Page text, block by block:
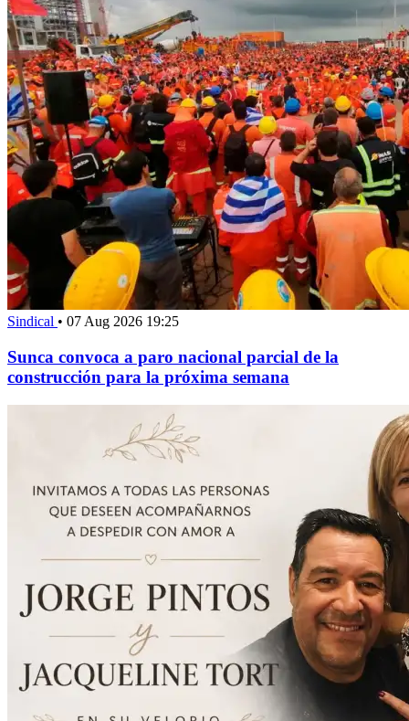
Sindical • 07 Aug 2026 19:25
Sunca convoca a paro nacional parcial de la
construcción para la próxima semana